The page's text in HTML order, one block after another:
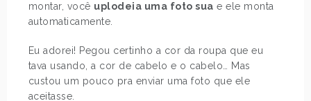
montar, você uplodeia uma foto sua e ele monta
automaticamente.
Eu adorei! Pegou certinho a cor da roupa que eu
tava usando, a cor de cabelo e o cabelo… Mas
custou um pouco pra enviar uma foto que ele
aceitasse.
POST ANTERIOR
UNHAS POSTIÇAS
PRÓXIMO POST